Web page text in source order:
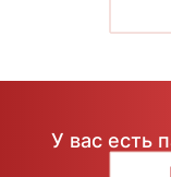
У вас есть